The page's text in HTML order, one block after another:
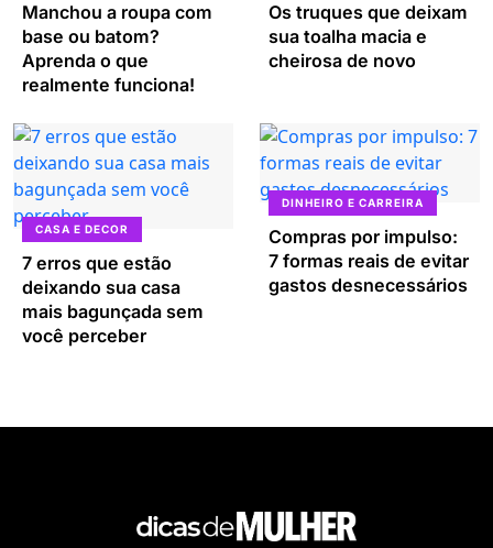
Manchou a roupa com
base ou batom?
Aprenda o que
realmente funciona!
Os truques que deixam
sua toalha macia e
cheirosa de novo
CASA E DECOR
7 erros que estão
deixando sua casa
mais bagunçada sem
você perceber
DINHEIRO E CARREIRA
Compras por impulso:
7 formas reais de evitar
gastos desnecessários